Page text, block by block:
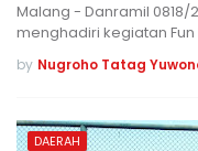
Malang - Danramil 0818/
menghadiri kegiatan
by Nugroho Tatag
DAERAH